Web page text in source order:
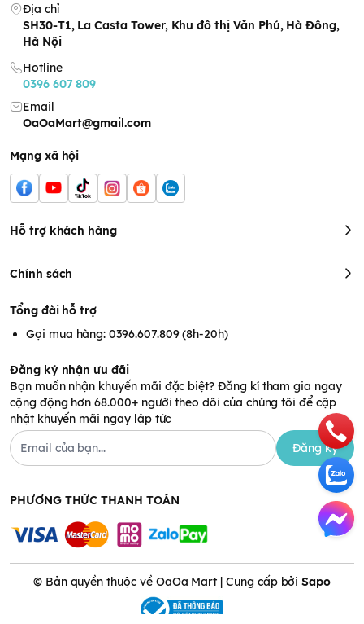
Địa chỉ
SH30-T1, La Casta Tower, Khu đô thị Văn Phú, Hà Đông,
Hà Nội
Hotline
0396 607 809
Email
OaOaMart@gmail.com
Mạng xã hội
Hỗ trợ khách hàng
Chính sách
Tổng đài hỗ trợ
Gọi mua hàng: 0396.607.809 (8h-20h)
Đăng ký nhận ưu đãi
Bạn muốn nhận khuyến mãi đặc biệt? Đăng kí tham gia ngay
cộng động hơn 68.000+ người theo dõi của chúng tôi để cập
nhật khuyến mãi ngay lập tức
Đăng ký
PHƯƠNG THỨC THANH TOÁN
© Bản quyền thuộc về OaOa Mart | Cung cấp bởiSapo